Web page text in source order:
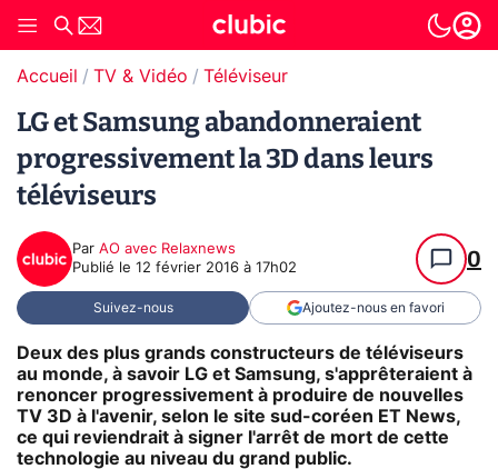
Accueil TV & Vidéo Téléviseur
LG et Samsung abandonneraient
progressivement la 3D dans leurs
téléviseurs
Par AO avec Relaxnews
Publié le 12 février 2016 à 17h02 0
Suivez-nous Ajoutez-nous en favori
Deux des plus grands constructeurs de téléviseurs
au monde, à savoir LG et Samsung, s'apprêteraient à
renoncer progressivement à produire de nouvelles
TV 3D à l'avenir, selon le site sud-coréen ET News,
ce qui reviendrait à signer l'arrêt de mort de cette
technologie au niveau du grand public.